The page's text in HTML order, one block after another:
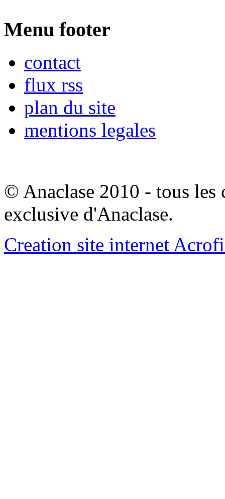
Menu footer
contact
flux rss
plan du site
mentions legales
© Anaclase 2010 - tous les
exclusive d'Anaclase.
Creation site internet